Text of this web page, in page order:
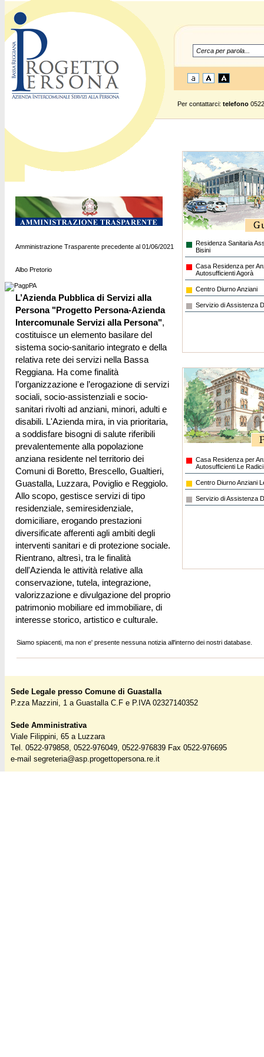
Per contattarci: telefono
Amministrazione Trasparente precedente al 01/06/2021
Albo Pretorio
L’Azienda Pubblica di Servizi alla
Persona "Progetto Persona-Azienda
Intercomunale Servizi alla Persona",
costituisce un elemento basilare del
sistema socio-sanitario integrato e della
relativa rete dei servizi nella Bassa
Reggiana. Ha come finalità
l’organizzazione e l’erogazione di servizi
sociali, socio-assistenziali e socio-
sanitari rivolti ad anziani, minori, adulti e
disabili. L'Azienda mira, in via prioritaria,
a soddisfare bisogni di salute riferibili
prevalentemente alla popolazione
anziana residente nel territorio dei
Comuni di Boretto, Brescello, Gualtieri,
Guastalla, Luzzara, Poviglio e Reggiolo.
Allo scopo, gestisce servizi di tipo
residenziale, semiresidenziale,
domiciliare, erogando prestazioni
diversificate afferenti agli ambiti degli
interventi sanitari e di protezione sociale.
Rientrano, altresì, tra le finalità
dell'Azienda le attività relative alla
conservazione, tutela, integrazione,
valorizzazione e divulgazione del proprio
patrimonio mobiliare ed immobiliare, di
interesse storico, artistico e culturale.
Residenza Sanitaria
Bisini
Casa Residenza per
Autosufficienti Agorà
Centro Diurno Anziani
Servizio di Assistenza
Casa Residenza per
Autosufficienti Le Radici
Centro Diurno Anziani
Servizio di Assistenza
Siamo spiacenti, ma non e' presente nessuna notizia all'interno dei nostri database.
Sede Legale presso Comune di Guastalla
P.zza Mazzini, 1 a Guastalla C.F e P.IVA 02327140352
Sede Amministrativa
Viale Filippini, 65 a Luzzara
Tel. 0522-979858, 0522-976049, 0522-976839 Fax 0522-976695
e-mail segreteria@asp.progettopersona.re.it